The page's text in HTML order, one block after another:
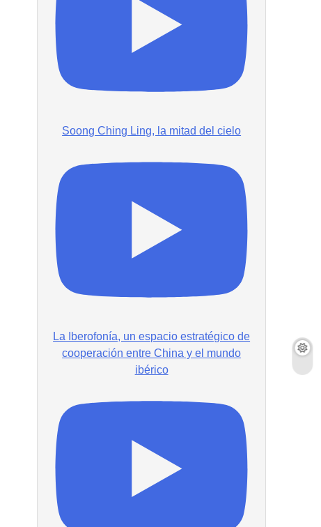
Soong Ching Ling, la mitad del cielo
La Iberofonía, un espacio estratégico de
cooperación entre China y el mundo
ibérico